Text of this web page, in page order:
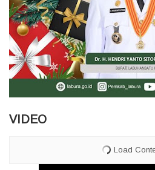
VIDEO